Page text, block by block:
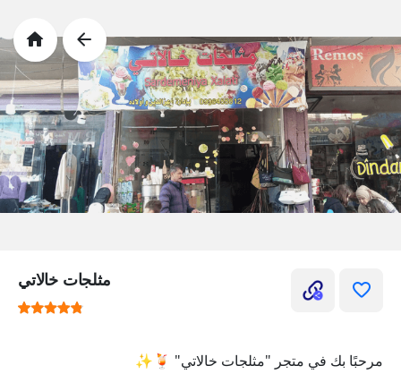
مثلجات خالاتي
مرحبًا بك في متجر "مثلجات خالاتي" 🍹✨